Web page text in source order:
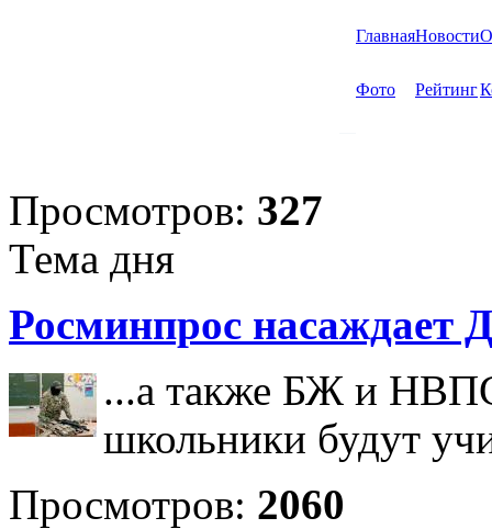
ГлавнаяНовости
Фото Рейтинг
Просмотров: 327
Тема дня
Росминпрос насаждает
...а также БЖ и НВПС
школьники будут
Просмотров: 2060